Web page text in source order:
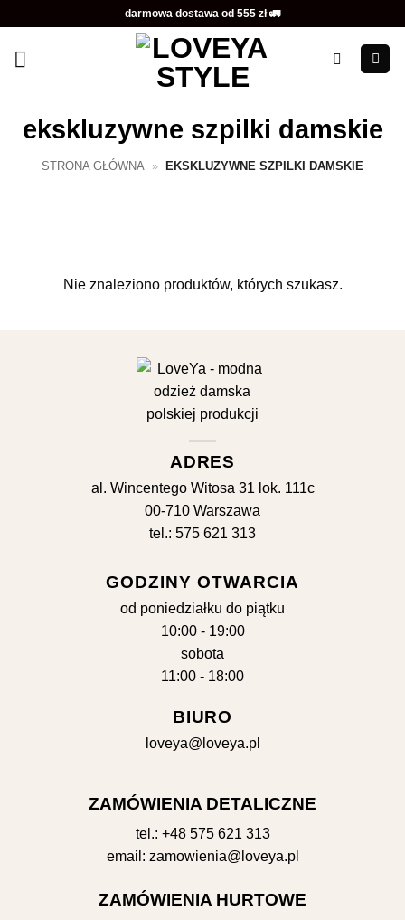
zawartości
darmowa dostawa od 555 zł 🚛
ekskluzywne szpilki damskie
STRONA GŁÓWNA » EKSKLUZYWNE SZPILKI DAMSKIE
Nie znaleziono produktów, których szukasz.
ADRES
al. Wincentego Witosa 31 lok. 111c
00-710 Warszawa
tel.: 575 621 313
GODZINY OTWARCIA
od poniedziałku do piątku
10:00 - 19:00
sobota
11:00 - 18:00
BIURO
loveya@loveya.pl
ZAMÓWIENIA DETALICZNE
tel.: +48 575 621 313
email: zamowienia@loveya.pl
ZAMÓWIENIA HURTOWE